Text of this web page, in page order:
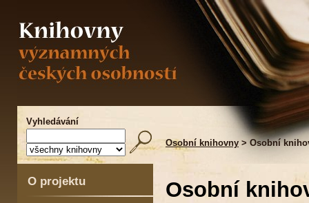
Vyhledávání
Osobní knihovny > Osobní
O projektu Osobní